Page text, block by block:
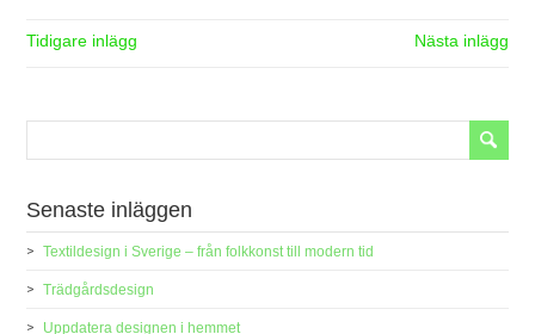
Senaste inläggen
Textildesign i Sverige – från folkkonst till modern tid
Trädgårdsdesign
Uppdatera designen i hemmet